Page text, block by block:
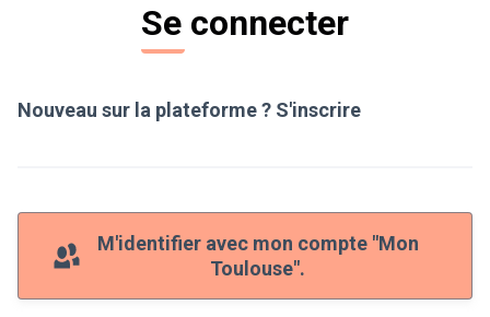
Se connecter
Nouveau sur la plateforme ? S'inscrire
M'identifier avec mon compte "Mon
Toulouse".